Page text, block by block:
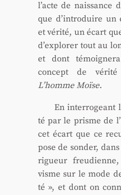
l’acte de nais­sance
que d’introduire un
et véri­té, un écart
d’explorer tout au
et dont
concept de
L’homme Moïse.
En inter­ro­geant
té par le prisme de
cet écart que ce
pose de son­der,
rigueur
visme sur le mode
té », et dont on